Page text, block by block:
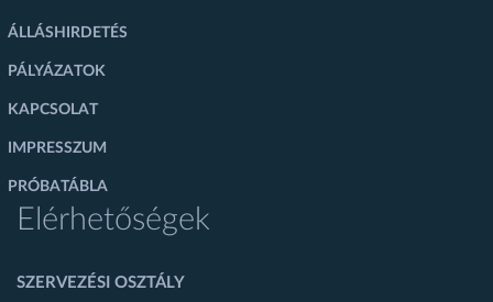
ÁLLÁSHIRDETÉS
PÁLYÁZATOK
KAPCSOLAT
IMPRESSZUM
PRÓBATÁBLA
Elérhetőségek
SZERVEZÉSI OSZTÁLY